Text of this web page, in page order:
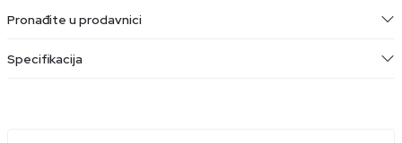
Pronađite u prodavnici
Specifikacija